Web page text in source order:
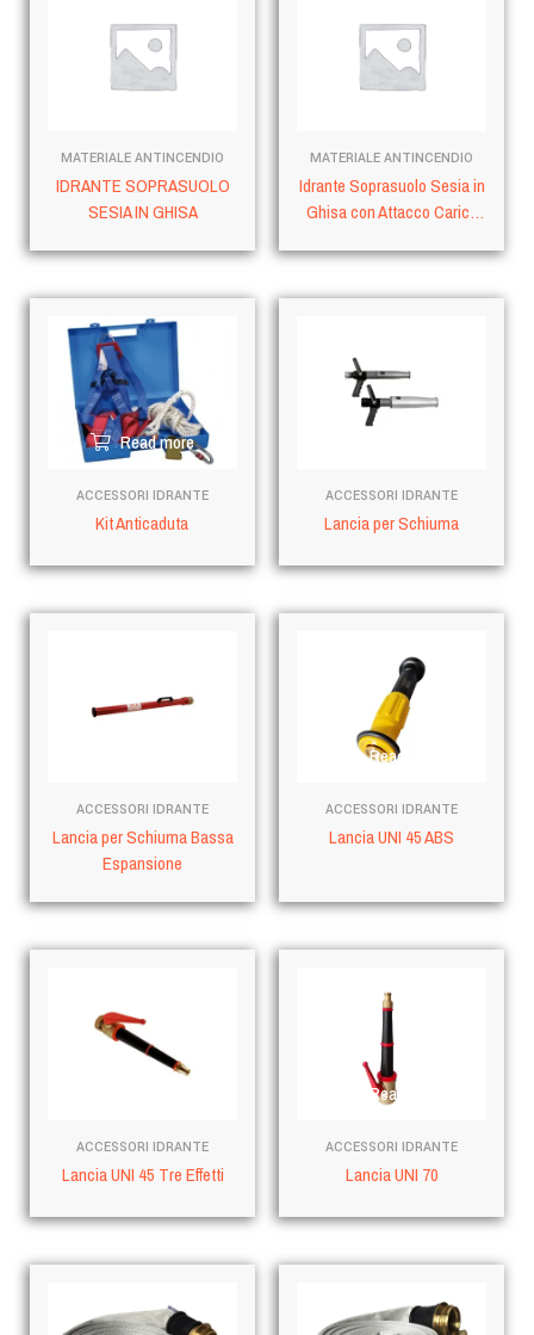
MATERIALE ANTINCENDIO
IDRANTE SOPRASUOLO
SESIA IN GHISA
MATERIALE ANTINCENDIO
Idrante Soprasuolo Sesia in
Ghisa con Attacco Carico
Read more
ACCESSORI IDRANTE
Kit Anticaduta
ACCESSORI IDRANTE
Lancia per Schiuma
ACCESSORI IDRANTE
Lancia per Schiuma Bassa
Espansione
Read more
ACCESSORI IDRANTE
Lancia UNI 45 ABS
ACCESSORI IDRANTE
Lancia UNI 45 Tre Effetti
Read more
ACCESSORI IDRANTE
Lancia UNI 70